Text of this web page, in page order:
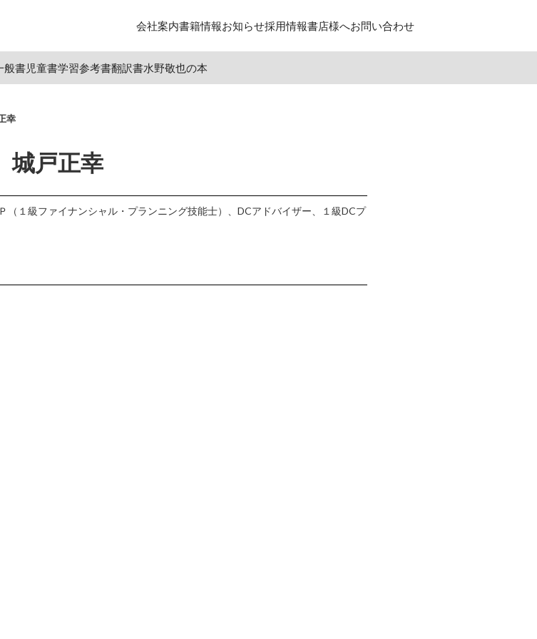
会社案内書籍情報お知らせ採用情報書店様へお問い合わせ
般書児童書学習参考書翻訳書水野敬也の本
幸
城戸正幸
１級ファイナンシャル・プランニング技能士）、DCアドバイザー、１級DCプ